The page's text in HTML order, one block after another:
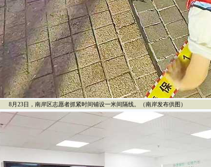
8月23日，南岸区志愿者抓紧时间铺设一米间隔线。（南岸发布供图）